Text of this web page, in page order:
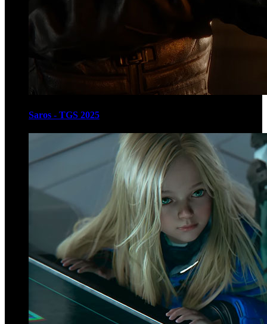
Saros - TGS 2025